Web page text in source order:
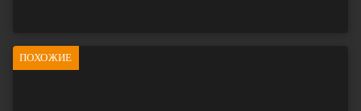
ПОХОЖИЕ